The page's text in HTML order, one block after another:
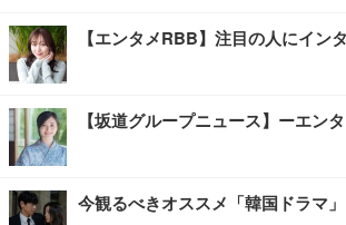
【エンタメRBB】注目の人にイン
【坂道グループニュース】ーエン
今観るべきオススメ「韓国ドラマ」